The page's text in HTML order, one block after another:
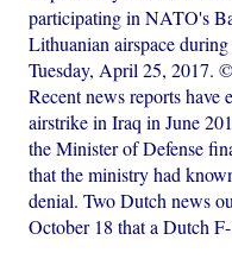
participating in NATO's
Lithuanian airspace
Tuesday, April 25, 2017.
Recent news reports have
airstrike in Iraq in June
the Minister of Defense
that the ministry had
denial. Two Dutch news
October 18 that a Dutch